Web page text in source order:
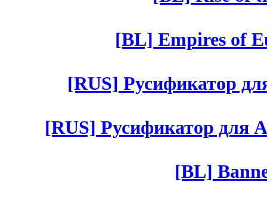
[BL] Empires of
[RUS] Русификатор
[RUS] Русификатор для
[BL]